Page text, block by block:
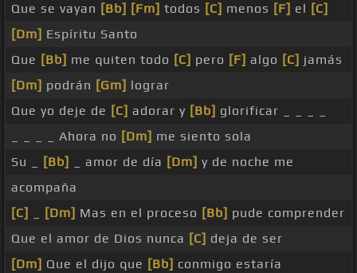
Que se vayan [Bb] [Fm] todos [C] menos [F] el [C]
[Dm] Espíritu Santo
Que [Bb] me quiten todo [C] pero [F] algo [C] jamás
[Dm] podrán [Gm] lograr
Que yo deje de [C] adorar y [Bb] glorificar _ _ _ _
_ _ _ _ Ahora no [Dm] me siento sola
Su _
[Bb] _ amor de día [Dm] y de noche me
acompaña
[C]
[Dm] Mas en el proceso [Bb] pude comprender
Que el amor de Dios nunca [C] deja de ser
[Dm] Que el dijo que [Bb] conmigo estaría